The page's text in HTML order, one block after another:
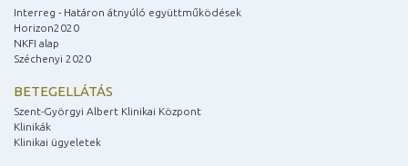
Interreg - Határon átnyúló együttműködések
Horizon2020
NKFI alap
Széchenyi 2020
BETEGELLÁTÁS
Szent-Györgyi Albert Klinikai Központ
Klinikák
Klinikai ügyeletek